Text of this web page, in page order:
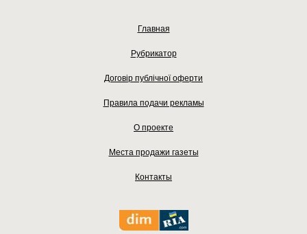
Главная
Рубрикатор
Договір публічної оферти
Правила подачи рекламы
О проекте
Места продажи газеты
Контакты